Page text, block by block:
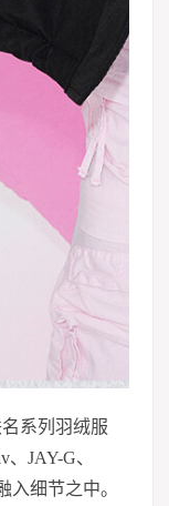
系列羽绒服
JAY-G、
细节之中。